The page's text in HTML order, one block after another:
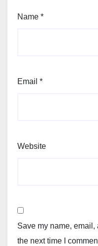
Name *
Email *
Website
Save my name,
the next time I